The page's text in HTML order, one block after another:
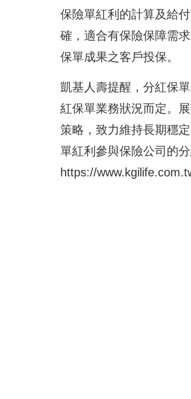
保險單紅利的計算及給
確，適合有保險保障需
保單成果之客戶投保。
凱基人壽提醒，分紅保
紅保單業務狀況而定。
策略，致力維持長期穩
單紅利參與保險公司的
https://